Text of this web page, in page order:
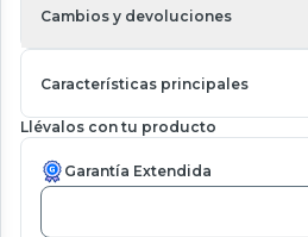
Cambios y devoluciones
Características principales
Llévalos con tu producto
Garantía Extendida